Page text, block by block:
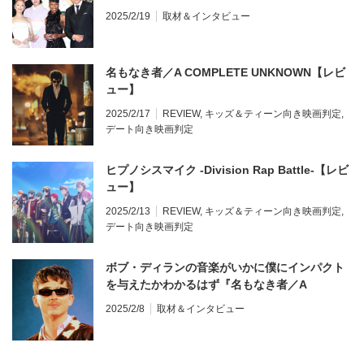
アリアナ・グランデ、ジョン・M・チュウ監督
2025/2/19 取材＆インタビュー
名もなき者／A COMPLETE UNKNOWN【レビ
ュー】
2025/2/17 REVIEW, キッズ＆ティーン向き映画判定,
デート向き映画判定
ヒプノシスマイク -Division Rap Battle-【レビ
ュー】
2025/2/13 REVIEW, キッズ＆ティーン向き映画判定,
デート向き映画判定
ボブ・ディランの音楽がいかに僕にインパクト
を与えたかわかるはず『名もなき者／A
COMPLETE UNKNOWN』ティモシー・シャラ
2025/2/8 取材＆インタビュー